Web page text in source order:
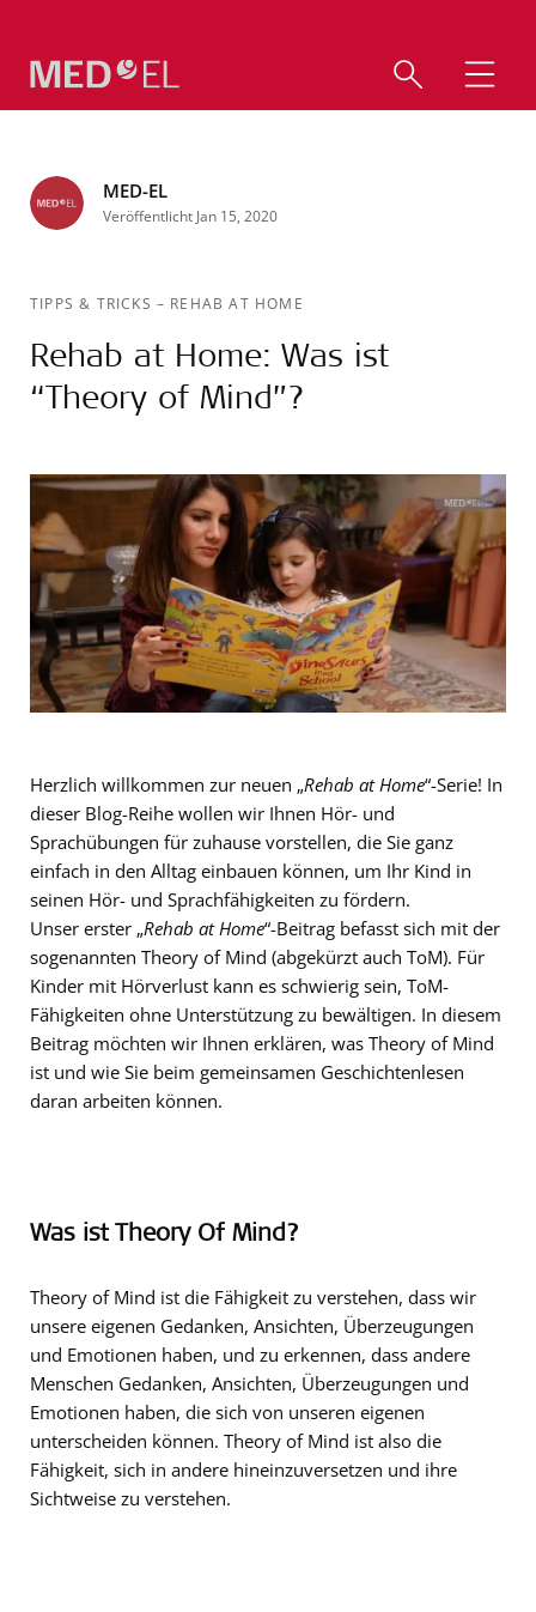
MED-EL
Veröffentlicht Jan 15, 2020
TIPPS & TRICKS – REHAB AT HOME
Rehab at Home: Was ist
“Theory of Mind”?
Herzlich willkommen zur neuen „Rehab at Home“-Serie! In
dieser Blog-Reihe wollen wir Ihnen Hör- und
Sprachübungen für zuhause vorstellen, die Sie ganz
einfach in den Alltag einbauen können, um Ihr Kind in
seinen Hör- und Sprachfähigkeiten zu fördern.
Unser erster „Rehab at Home“-Beitrag befasst sich mit der
sogenannten Theory of Mind (abgekürzt auch ToM). Für
Kinder mit Hörverlust kann es schwierig sein, ToM-
Fähigkeiten ohne Unterstützung zu bewältigen. In diesem
Beitrag möchten wir Ihnen erklären, was Theory of Mind
ist und wie Sie beim gemeinsamen Geschichtenlesen
daran arbeiten können.
Was ist Theory Of Mind?
Theory of Mind ist die Fähigkeit zu verstehen, dass wir
unsere eigenen Gedanken, Ansichten, Überzeugungen
und Emotionen haben, und zu erkennen, dass andere
Menschen Gedanken, Ansichten, Überzeugungen und
Emotionen haben, die sich von unseren eigenen
unterscheiden können. Theory of Mind ist also die
Fähigkeit, sich in andere hineinzuversetzen und ihre
Sichtweise zu verstehen.